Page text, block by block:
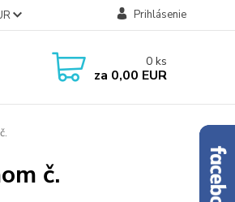
Prihlásenie
0 ks
za 0,00 EUR
č.